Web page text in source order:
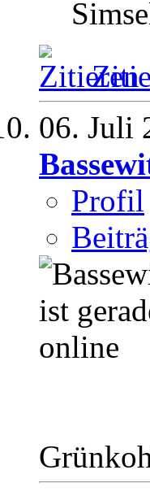
06. Juli
Profil